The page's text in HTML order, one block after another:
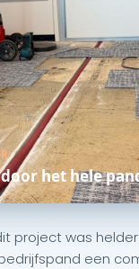
project was
een
het hele